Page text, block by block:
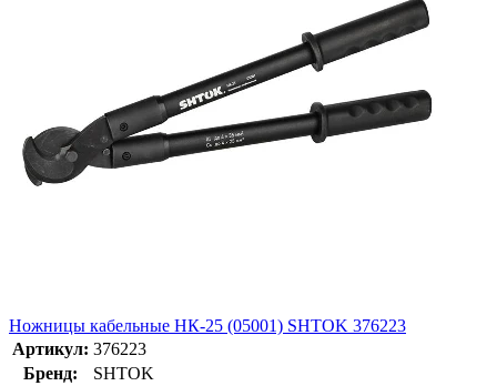
Ножницы кабельные НК-25 (05001) SHTOK 376223
Артикул: 376223
Бренд:
SHTOK